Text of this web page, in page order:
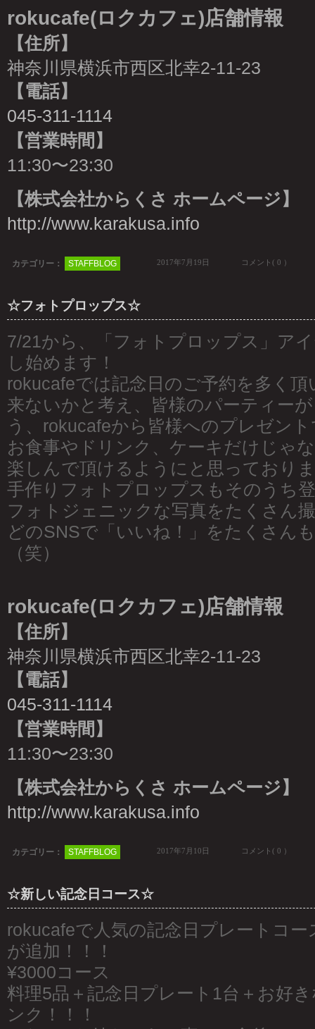
rokucafe(ロクカフェ)店舗情報
【住所】
神奈川県横浜市西区北幸2-11-23
【電話】
045-311-1114
【営業時間】
11:30〜23:30
【株式会社からくさ ホームページ】
http://www.karakusa.info
カテゴリー： STAFFBLOG 2017年7月19日 コメント( 0 ）
☆フォトプロップス☆
7/21から、「フォトプロップス」ア
し始めます！
rokucafeでは記念日のご予約を多く
来ないかと考え、皆様のパーティー
う、rokucafeから皆様へのプレゼン
お食事やドリンク、ケーキだけじゃ
楽しんで頂けるようにと思っており
手作りフォトプロップスもそのうち
フォトジェニックな写真をたくさん
どのSNSで「いいね！」をたくさん
（笑）
rokucafe(ロクカフェ)店舗情報
【住所】
神奈川県横浜市西区北幸2-11-23
【電話】
045-311-1114
【営業時間】
11:30〜23:30
【株式会社からくさ ホームページ】
http://www.karakusa.info
カテゴリー： STAFFBLOG 2017年7月10日 コメント( 0 ）
☆新しい記念日コース☆
rokucafeで人気の記念日プレートコ
が追加！！！
¥3000コース
料理5品＋記念日プレート1台＋お好
ンク！！！